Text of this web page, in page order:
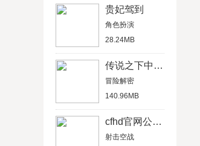
贵妃驾到
角色扮演
28.24MB
传说之下中文汉化版
冒险解密
140.96MB
cfhd官网公测版
射击空战